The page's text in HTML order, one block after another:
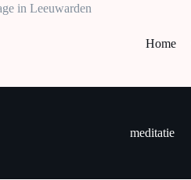
Home
meditatie